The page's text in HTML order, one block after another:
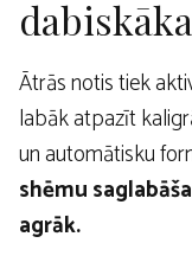
Ātrās notis tiek
labāk atpazīt
un automātisku
shēmu
agrāk.